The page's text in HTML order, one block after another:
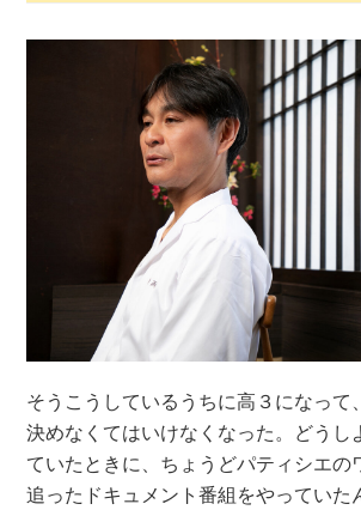
そうこうしているうちに高３になって
決めなくてはいけなくなった。どうし
ていたときに、ちょうどパティシエの
追ったドキュメント番組をやっていた